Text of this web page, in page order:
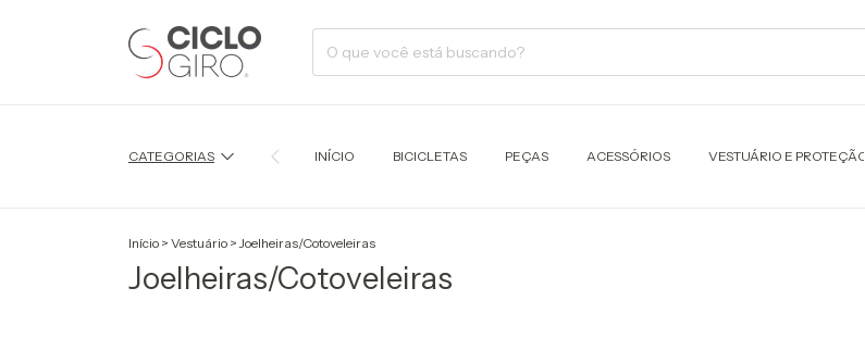
CATEGORIAS INÍCIO BICICLETAS PEÇAS ACESSÓRIOS VESTUÁRIO E PROTEÇÃO
Início > Vestuário > Joelheiras/Cotoveleiras
Joelheiras/Cotoveleiras